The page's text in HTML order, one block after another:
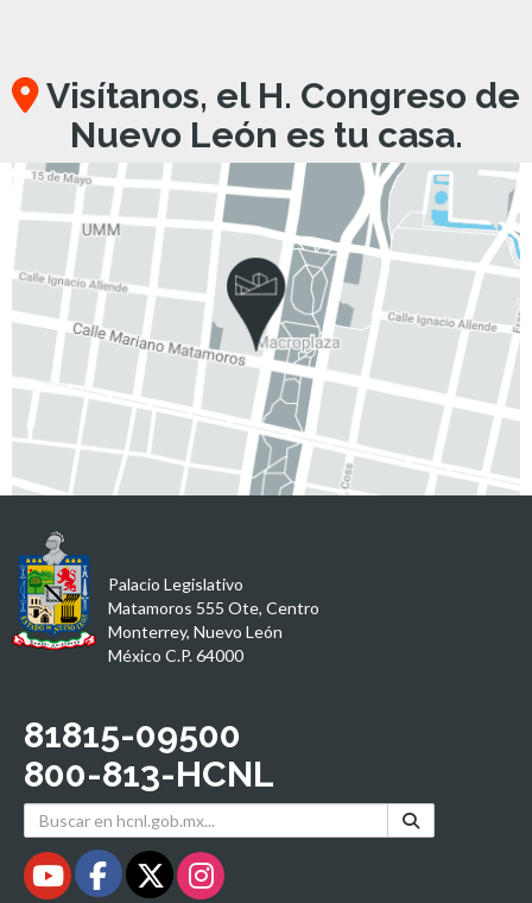
Visítanos, el H. Congreso de
Nuevo León es tu casa.
Palacio Legislativo
Matamoros 555 Ote, Centro
Monterrey, Nuevo León
México C.P. 64000
81815-09500
800-813-HCNL